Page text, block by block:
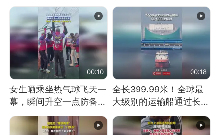
00:10
女生晒乘坐热气球飞天一
幕，瞬间升空一点防备都
00:18
全长399.99米！全球最
大级别的运输船通过长江